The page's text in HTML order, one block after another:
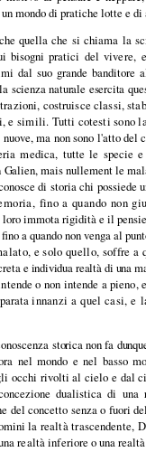
mondo di pratiche lotte e
quella che si chiama la
bisogni pratici del vivere,
dal suo grande banditore
scienza naturale esercita
costruisce classi,
e simili. Tutti cotesti
ma non sono l'atto del
medica, tuttele specie
Galien, mais nullement le
di storia chi possiede
fino a quando non
immota rigidità e il
a quando non venga al
e solo quello, soffre a
e individua realtà di una
tende o non intende a pieno,
innanzi a quel casi, e
storica non fa
nel mondo e nel basso
occhi rivolti al cielo e dal
dualistica di
del concetto senza o fuori
la realtà trascendente,
realtà infe­riore o una